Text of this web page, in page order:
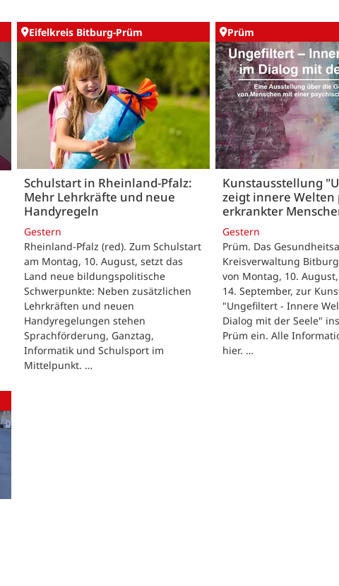
Eifelkreis Bitburg-Prüm
Schulstart in Rheinland-Pfalz:
Mehr Lehrkräfte und neue
Handyregeln
Gestern
Rheinland-Pfalz (red). Zum Schulstart
am Montag, 10. August, setzt das
Land neue bildungspolitische
Schwerpunkte: Neben zusätzlichen
Lehrkräften und neuen
Handyregelungen stehen
Sprachförderung, Ganztag,
Informatik und Schulsport im
Mittelpunkt. …
Prüm
Kunstausstellung
zeigt innere Welten
erkrankter
Gestern
Prüm. Das
Kreisverwaltung
von Montag, 10.
14. September, zur
"Ungefiltert - Innere
Dialog mit der Seele"
Prüm ein. Alle
hier. …